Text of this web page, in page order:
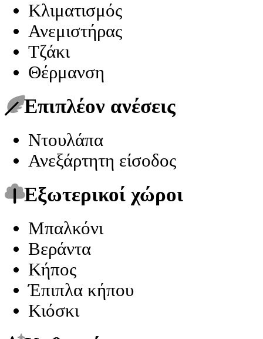
Κλιματισμός
Ανεμιστήρας
Τζάκι
Θέρμανση
Επιπλέον ανέσεις
Ντουλάπα
Ανεξάρτητη είσοδος
Εξωτερικοί χώροι
Μπαλκόνι
Βεράντα
Κήπος
Έπιπλα κήπου
Κιόσκι